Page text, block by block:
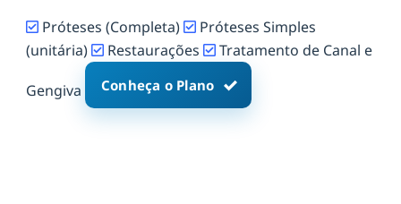
Próteses (Completa)
Próteses Simples
(unitária)
Restaurações Tratamento de Canal e
Gengiva Conheça o Plano